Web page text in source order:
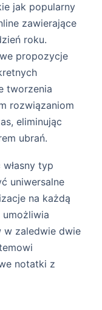
jak popularny
zawierające
roku.
propozycje
tworzenia
rozwiązaniom
eliminując
ubrań.
typ
uniwersalne
na każdą
zaledwie dwie
notatki z